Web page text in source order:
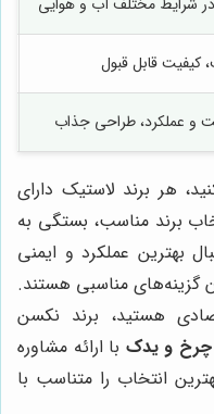
کیفیت قابل قبول
و عملکرد، طراحی جذاب
هر برند لاستیک دارای
برند مناسب، بستگی به
بهترین عملکرد و ایمنی
گزینه‌های مناسبی هستند.
هستید، برند نکسن
چرخ و یدک با ارائه مشاوره
انتخاب را متناسب با